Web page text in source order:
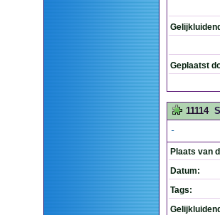
Geplaatst
11114
-
Plaats van
Datum:
Tags: